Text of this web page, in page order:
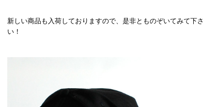
新しい商品も入荷しておりますので、是非とものぞいてみて下さ
い！